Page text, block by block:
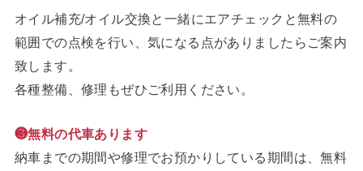
オイル補充/オイル交換と一緒にエアチェックと無料の
範囲での点検を行い、気になる点がありましたらご案内
致します。
各種整備、修理もぜひご利用ください。
❸無料の代車あります
納車までの期間や修理でお預かりしている期間は、無料